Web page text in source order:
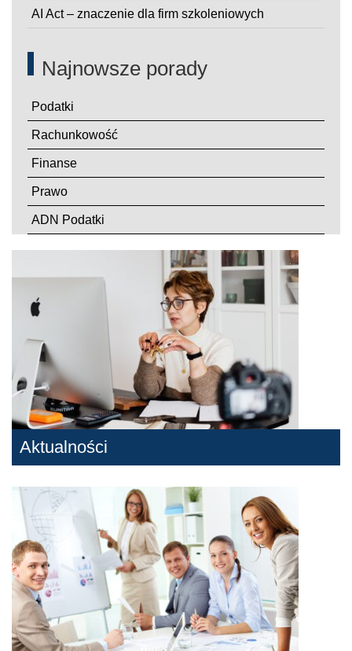
AI Act – znaczenie dla firm szkoleniowych
Najnowsze porady
Podatki
Rachunkowość
Finanse
Prawo
ADN Podatki
Aktualności